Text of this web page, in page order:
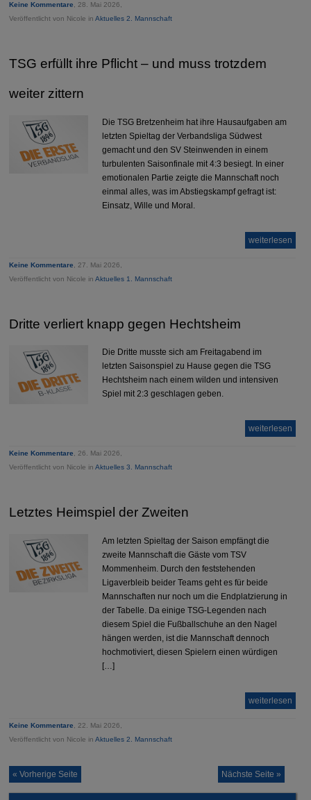
Keine Kommentare
, 28. Mai 2026,
Veröffentlicht von Nicole inAktuelles 2. Mannschaft
TSG erfüllt ihre Pflicht – und muss trotzdem
weiter zittern
Die TSG Bretzenheim hat ihre Hausaufgaben am
letzten Spieltag der Verbandsliga Südwest
gemacht und den SV Steinwenden in einem
turbulenten Saisonfinale mit 4:3 besiegt. In einer
emotionalen Partie zeigte die Mannschaft noch
einmal alles, was im Abstiegskampf gefragt ist:
Einsatz, Wille und Moral.
weiterlesen
Keine Kommentare
, 27. Mai 2026,
Veröffentlicht von Nicole inAktuelles 1. Mannschaft
Dritte verliert knapp gegen Hechtsheim
Die Dritte musste sich am Freitagabend im
letzten Saisonspiel zu Hause gegen die TSG
Hechtsheim nach einem wilden und intensiven
Spiel mit 2:3 geschlagen geben.
weiterlesen
Keine Kommentare
, 26. Mai 2026,
Veröffentlicht von Nicole inAktuelles 3. Mannschaft
Letztes Heimspiel der Zweiten
Am letzten Spieltag der Saison empfängt die
zweite Mannschaft die Gäste vom TSV
Mommenheim. Durch den feststehenden
Ligaverbleib beider Teams geht es für beide
Mannschaften nur noch um die Endplatzierung in
der Tabelle. Da einige TSG-Legenden nach
diesem Spiel die Fußballschuhe an den Nagel
hängen werden, ist die Mannschaft dennoch
hochmotiviert, diesen Spielern einen würdigen
[…]
weiterlesen
Keine Kommentare
, 22. Mai 2026,
Veröffentlicht von Nicole inAktuelles 2. Mannschaft
« Vorherige Seite Nächste Seite »